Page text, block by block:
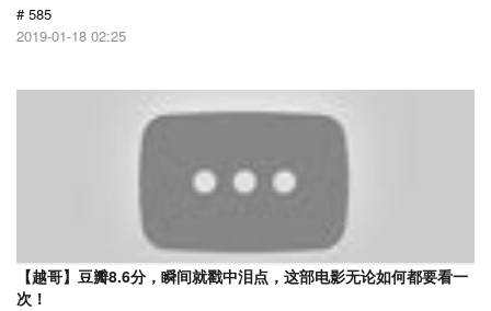
# 585
2019-01-18 02:25
【越哥】豆瓣8.6分，瞬间就戳中泪点，这部电影无论如何都要看一
次！